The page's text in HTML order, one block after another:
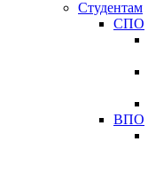
Студентам
СПО
ВПО